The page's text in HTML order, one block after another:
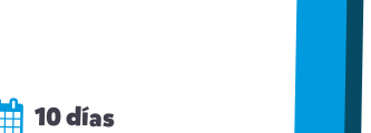
10 días